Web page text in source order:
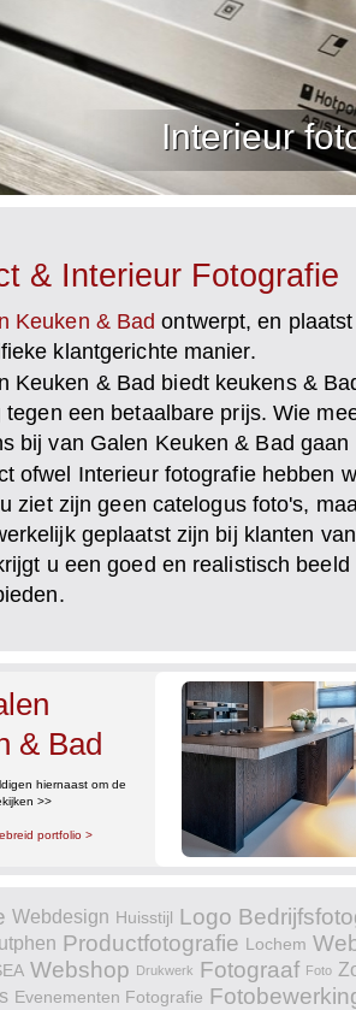
Interieur
& Interieur Fotografie
Keuken & Bad ontwerpt, en
klantgerichte manier.
Keuken & Bad biedt keukens &
tegen een betaalbare prijs. Wie
bij van Galen Keuken & Bad gaan
ofwel Interieur fotografie hebben
ziet zijn geen catelogus foto's,
geplaatst zijn bij klanten
u een goed en realistisch
& Bad
hiernaast om de
>>
portfolio >
Webdesign Huisstijl Logo
Productfotografie Lochem
Webshop Drukwerk Fotograaf Foto
Evenementen Fotografie